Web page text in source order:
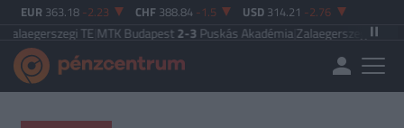
EUR 363.18 -2.23 CHF 388.84 -1.5 USD 314.21 -2.76
TE|MTK Budapest2-3Puskás Akadémia| Zalaegerszegi TE5-2Paksi FC